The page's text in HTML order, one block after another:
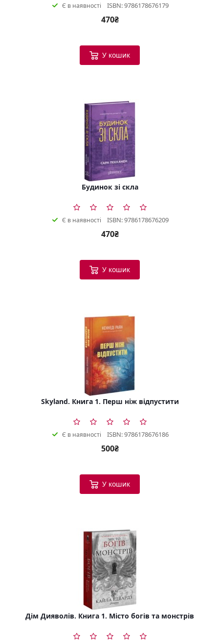
Є в наявності ISBN: 9786178676179
470₴
У кошик
Будинок зі скла
Є в наявності ISBN: 9786178676209
470₴
У кошик
Skyland. Книга 1. Перш ніж відпустити
Є в наявності ISBN: 9786178676186
500₴
У кошик
Дім Дияволів. Книга 1. Місто богів та монстрів